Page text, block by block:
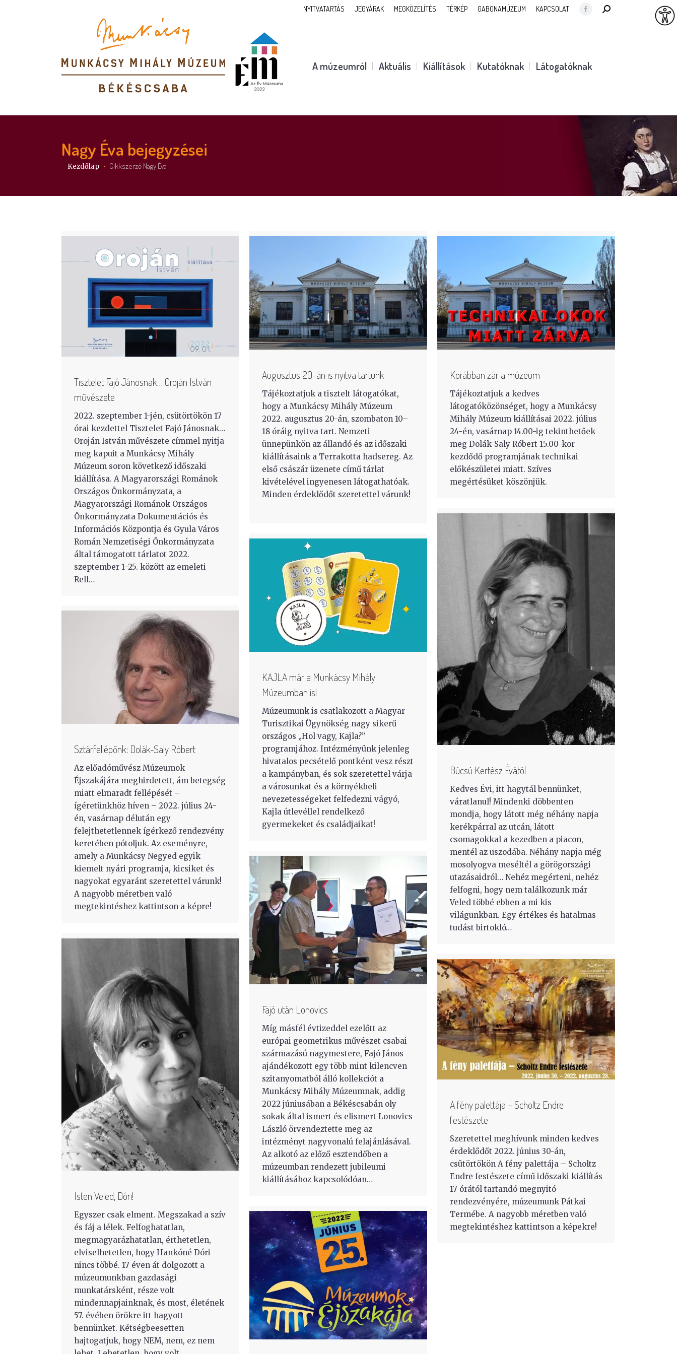
NYITVATARTÁS JEGYÁRAK MEGKÖZELÍTÉS TÉRKÉP GABONAMÚZEUM KAPCSOLAT
Facebook
new
SEARCH:
A múzeumról Aktuális Kiállítások Kutatóknak Látogatóknak
Nagy Éva bejegyzései
Itt vagy:
Kezdőlap Cikkszerző Nagy Éva
Tisztelet Fajó Jánosnak… Oroján István
művészete
2022. szeptember 1-jén, csütörtökön 17
órai kezdettel Tisztelet Fajó Jánosnak…
Oroján István művészete címmel nyitja
meg kapuit a Munkácsy Mihály
Múzeum soron következő időszaki
kiállítása. A Magyarországi Románok
Országos Önkormányzata, a
Magyarországi Románok Országos
Önkormányzata Dokumentációs és
Információs Központja és Gyula Város
Román Nemzetiségi Önkormányzata
által támogatott tárlatot 2022.
szeptember 1–25. között az emeleti
Rell…
Augusztus 20-án is nyitva tartunk
Tájékoztatjuk a tisztelt látogatókat,
hogy a Munkácsy Mihály Múzeum
2022. augusztus 20-án, szombaton 10–
18 óráig nyitva tart. Nemzeti
ünnepünkön az állandó és az időszaki
kiállításaink a Terrakotta hadsereg. Az
első császár üzenete című tárlat
kivételével ingyenesen látogathatóak.
Minden érdeklődőt szeretettel várunk!
Korábban zár a múzeum
Tájékoztatjuk a kedves
látogatóközönséget, hogy a Munkácsy
Mihály Múzeum kiállításai 2022. július
24-én, vasárnap 14.00-ig tekinthetőek
meg Dolák-Saly Róbert 15.00-kor
kezdődő programjának technikai
előkészületei miatt. Szíves
megértésüket köszönjük.
Búcsú Kertész Évától
Kedves Évi, itt hagytál bennünket,
váratlanul! Mindenki döbbenten
mondja, hogy látott még néhány napja
kerékpárral az utcán, látott
csomagokkal a kezedben a piacon,
mentél az uszodába. Néhány napja még
mosolyogva meséltél a görögországi
utazásaidról… Nehéz megérteni, nehéz
felfogni, hogy nem találkozunk már
Veled többé ebben a mi kis
világunkban. Egy értékes és hatalmas
tudást birtokló…
KAJLA már a Munkácsy Mihály
Múzeumban is!
Múzeumunk is csatlakozott a Magyar
Turisztikai Ügynökség nagy sikerű
országos „Hol vagy, Kajla?”
programjához. Intézményünk jelenleg
hivatalos pecsételő pontként vesz részt
a kampányban, és sok szeretettel várja
a városunkat és a környékbeli
nevezetességeket felfedezni vágyó,
Kajla útlevéllel rendelkező
gyermekeket és családjaikat!
Sztárfellépőnk: Dolák-Saly Róbert
Az előadóművész Múzeumok
Éjszakájára meghirdetett, ám betegség
miatt elmaradt fellépését –
ígéretünkhöz híven – 2022. július 24-
én, vasárnap délután egy
felejthetetlennek ígérkező rendezvény
keretében pótoljuk. Az eseményre,
amely a Munkácsy Negyed egyik
kiemelt nyári programja, kicsiket és
nagyokat egyaránt szeretettel várunk!
A nagyobb méretben való
megtekintéshez kattintson a képre!
Fajó után Lonovics
Míg másfél évtizeddel ezelőtt az
európai geometrikus művészet csabai
származású nagymestere, Fajó János
ajándékozott egy több mint kilencven
szitanyomatból álló kollekciót a
Munkácsy Mihály Múzeumnak, addig
2022 júniusában a Békéscsabán oly
sokak által ismert és elismert Lonovics
László örvendeztette meg az
intézményt nagyvonalú felajánlásával.
Az alkotó az előző esztendőben a
múzeumban rendezett jubileumi
kiállításához kapcsolódóan…
Isten Veled, Dóri!
Egyszer csak elment. Megszakad a szív
és fáj a lélek. Felfoghatatlan,
megmagyarázhatatlan, érthetetlen,
elviselhetetlen, hogy Hankóné Dóri
nincs többé. 17 éven át dolgozott a
múzeumunkban gazdasági
munkatársként, része volt
mindennapjainknak, és most, életének
57. évében örökre itt hagyott
bennünket. Kétségbeesetten
hajtogatjuk, hogy NEM, nem, ez nem
A fény palettája – Scholtz Endre
festészete
Szeretettel meghívunk minden kedves
érdeklődőt 2022. június 30-án,
csütörtökön A fény palettája – Scholtz
Endre festészete című időszaki kiállítás
17 órától tartandó megnyitó
rendezvényére, múzeumunk Pátkai
Termébe. A nagyobb méretben való
megtekintéshez kattintson a képekre!